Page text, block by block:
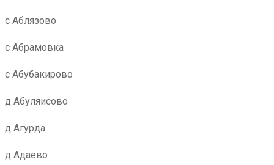
с Аблязово
с Абрамовка
с Абубакирово
д Абуляисово
д Агурда
д Адаево